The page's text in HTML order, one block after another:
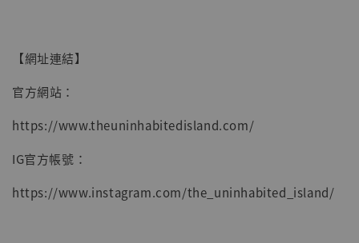
【網址連結】
官方網站：
https://www.theuninhabitedisland.com/
IG官方帳號：
https://www.instagram.com/the_uninhabited_island/